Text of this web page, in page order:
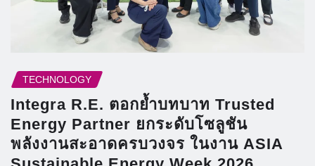
TECHNOLOGY
Integra R.E. ตอกย้ำบทบาท Trusted
Energy Partner ยกระดับโซลูชัน
พลังงานสะอาดครบวงจร ในงาน ASIA